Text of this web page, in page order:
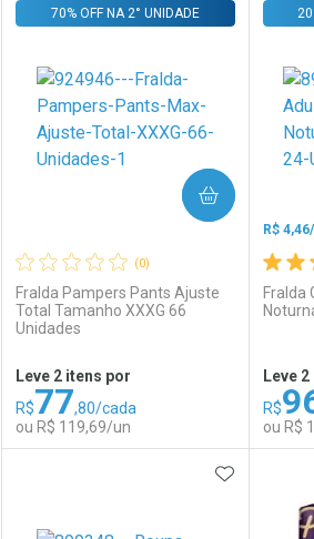
FECHAR
Laboratório
Comprar sem Desconto
Por R$ 115,49/cada
FECHAR
Por Menos
Comprar sem Desconto
Por R$ 115,49/cada
Por
Por
(0)
Fralda Pampers Pants Ajuste
Total Tamanho XXXG 66
Unidades
70% OFF NA 2° UNIDADE
Leve 2 itens por
R$77,80/cada
ou R$ 119,69/un
COMPRAR
R$
Fralda
Leve
R$
ou R$